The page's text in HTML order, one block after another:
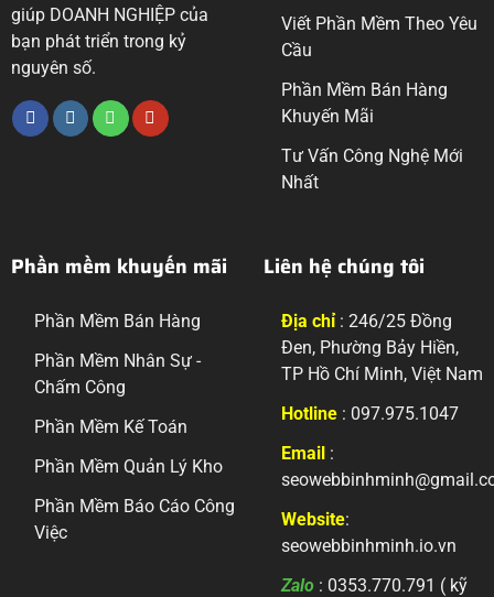
giúp DOANH NGHIỆP của
bạn phát triển trong kỷ
nguyên số.
Viết Phần Mềm Theo Yêu
Cầu
Phần Mềm Bán Hàng
Khuyến Mãi
Tư Vấn Công Nghệ Mới
Nhất
Phần mềm khuyến mãi
Phần Mềm Bán Hàng
Phần Mềm Nhân Sự -
Chấm Công
Phần Mềm Kế Toán
Phần Mềm Quản Lý Kho
Phần Mềm Báo Cáo Công
Việc
Liên hệ chúng tôi
Địa chỉ: 246/25 Đồng
Đen, Phường Bảy Hiền,
TP Hồ Chí Minh, Việt Nam
Hotline: 097.975.1047
Email:
Website:
seowebbinhminh.io.vn
Zalo: 0353.770.791 ( kỹ